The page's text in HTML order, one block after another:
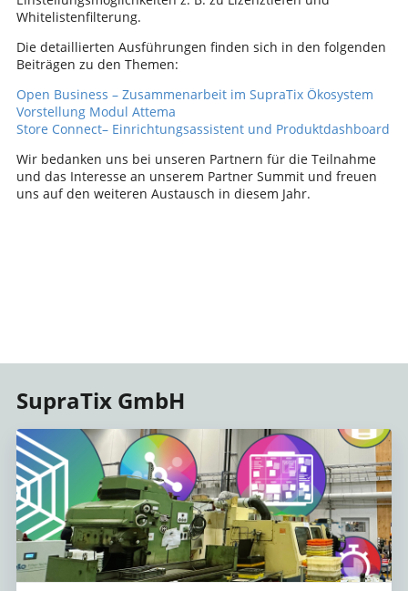
Whitelistenfilterung.
Die detaillierten Ausführungen finden sich in den folgenden
Beiträgen zu den Themen:
Open Business – Zusammenarbeit im SupraTix Ökosystem
Vorstellung Modul Attema
Store Connect– Einrichtungsassistent und Produktdashboard
Wir bedanken uns bei unseren Partnern für die Teilnahme
und das Interesse an unserem Partner Summit und freuen
uns auf den weiteren Austausch in diesem Jahr.
SupraTix GmbH